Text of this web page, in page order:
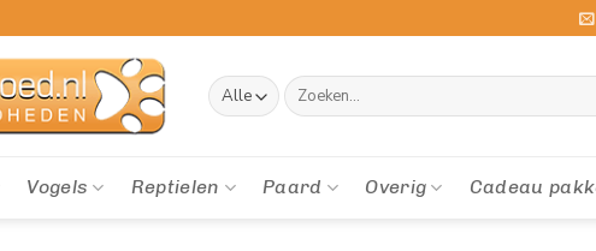
Zoeken
naar:
Vogels Reptielen Paard Overig Cadeau